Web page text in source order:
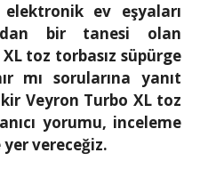
ev eşyaları
bir tanesi olan
toz torbasız süpürge
mı sorularına yanıt
Veyron Turbo XL toz
yorumu, inceleme
vereceğiz.